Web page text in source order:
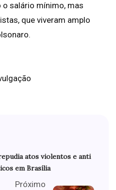
o salário mínimo, mas
que viveram amplo
atos violentos e anti
em Brasília
Próximo